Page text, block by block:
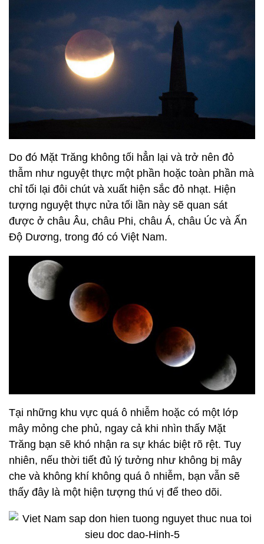
Do đó Mặt Trăng không tối hẳn lại và trở nên đỏ
thẫm như nguyệt thực một phần hoặc toàn phần mà
chỉ tối lại đôi chút và xuất hiện sắc đỏ nhạt. Hiện
tượng nguyệt thực nửa tối lần này sẽ quan sát
được ở châu Âu, châu Phi, châu Á, châu Úc và Ấn
Độ Dương, trong đó có Việt Nam.
Tại những khu vực quá ô nhiễm hoặc có một lớp
mây mỏng che phủ, ngay cả khi nhìn thấy Mặt
Trăng bạn sẽ khó nhận ra sự khác biệt rõ rệt. Tuy
nhiên, nếu thời tiết đủ lý tưởng như không bị mây
che và không khí không quá ô nhiễm, bạn vẫn sẽ
thấy đây là một hiện tượng thú vị để theo dõi.